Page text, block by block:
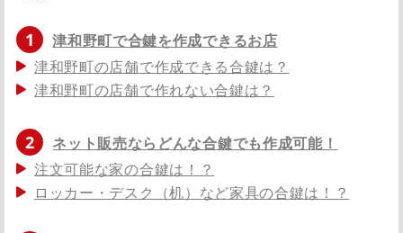
1
津和野町で合鍵を作成できるお店
津和野町の店舗で作成できる合鍵は？
津和野町の店舗で作れない合鍵は？
2
ネット販売ならどんな合鍵でも作成可能！
注文可能な家の合鍵は！？
ロッカー・デスク（机）など家具の合鍵は！？